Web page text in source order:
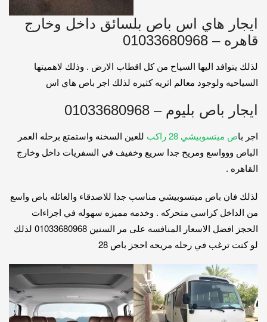
ايجار هاي اس باص بلسائق داخل وخارج
قاهره – 01033680968
لذلك يتوافد اليها السياح من كل اقطاب الارض . وذلك لاهميتها
السياحيه ولوجود معالم اثريه كثيره لذلك اجر باص هاي اس
ايجار باص بليوم – 01033680968
اجر باص ميتسوبيشي 28 راكب
للعين السخنه واستمتع برحله العمر
الباص ووواسع ومريح جدا سريع وخفيف في السفريات داخل وخارج
القاهره .
لذلك فان باص ميتسوبيشي مناسب جدا للاصدقاء والعائله باص واسع
من الداخل كراسي متحركه . وخدمه مميزه سهوله في اجراءات
الحجز افضل الاسعار المنافسه على مر السنين 01033680968 لذلك
لو كنت ترغب في رحله مريحه احجز باص 28